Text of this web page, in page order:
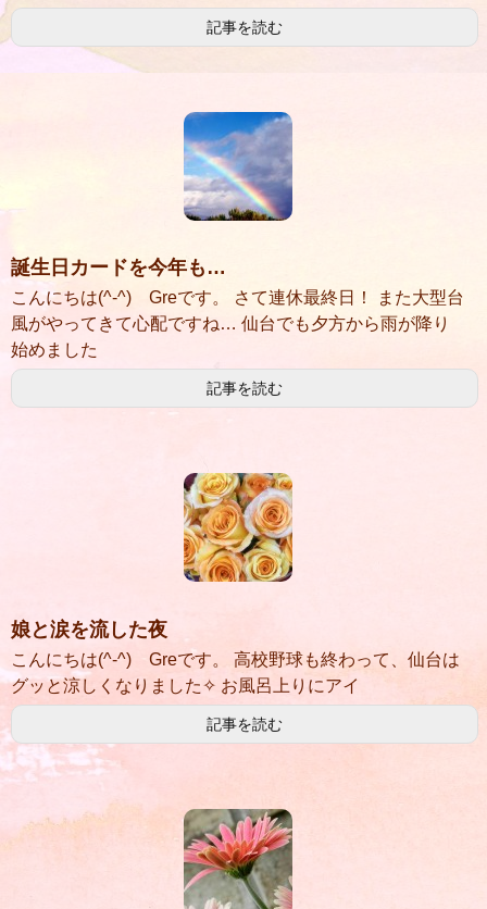
記事を読む
誕生日カードを今年も…
こんにちは(^-^) Greです。 さて連休最終日！ また大型台
風がやってきて心配ですね… 仙台でも夕方から雨が降り
始めました
記事を読む
娘と涙を流した夜
こんにちは(^-^) Greです。 高校野球も終わって、仙台は
グッと涼しくなりました✧ お風呂上りにアイ
記事を読む